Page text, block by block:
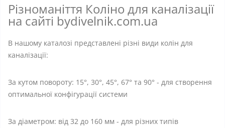
Різноманіття Коліно для каналізації
на сайті bydivelnik.com.ua
В нашому каталозі представлені різні види колін для
каналізації:
За кутом повороту: 15°, 30°, 45°, 67° та 90° - для створення
оптимальної конфігурації системи
За діаметром: від 32 до 160 мм - для різних типів